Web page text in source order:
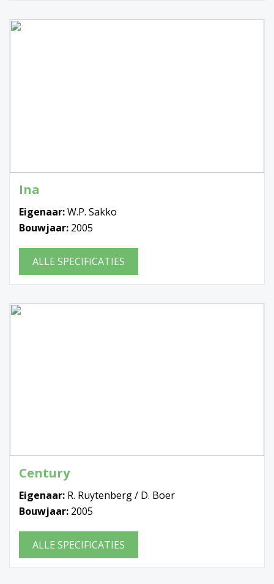
Ina
Eigenaar:W.P. Sakko
Bouwjaar: 2005
ALLE SPECIFICATIES
Century
Eigenaar: R. Ruytenberg / D. Boer
Bouwjaar: 2005
ALLE SPECIFICATIES